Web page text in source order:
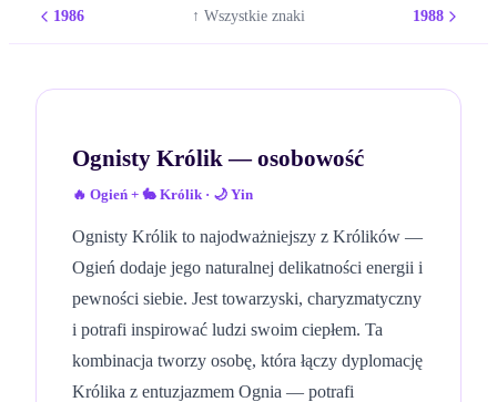
1986 ↑ Wszystkie znaki 1988
Ognisty Królik — osobowość
🔥 Ogień + 🐇 Królik · 🌙 Yin
Ognisty Królik to najodważniejszy z Królików —
Ogień dodaje jego naturalnej delikatności energii i
pewności siebie. Jest towarzyski, charyzmatyczny
i potrafi inspirować ludzi swoim ciepłem. Ta
kombinacja tworzy osobę, która łączy dyplomację
Królika z entuzjazmem Ognia — potrafi